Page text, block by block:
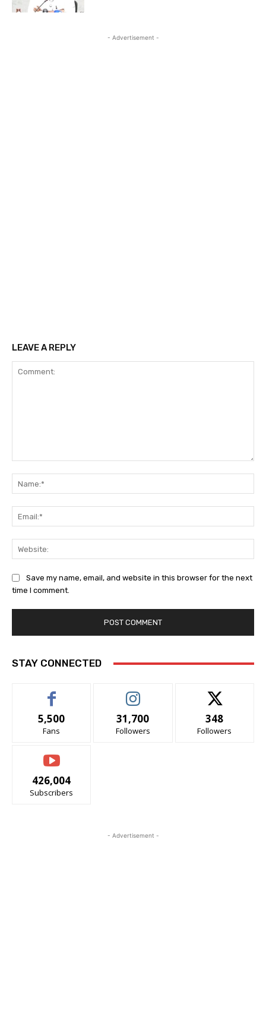
- Advertisement -
LEAVE A REPLY
Save my name, email, and website in this browser for the next
time I comment.
STAY CONNECTED
5,500
Fans
31,700
Followers
348
Followers
426,004
Subscribers
- Advertisement -